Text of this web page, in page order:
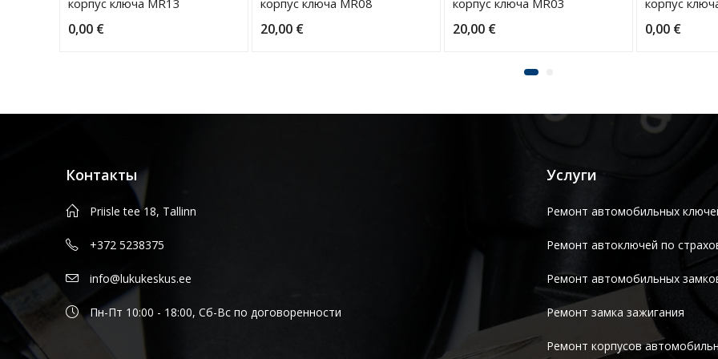
корпус ключа MR13
0,00 €
корпус ключа MR08
20,00 €
корпус ключа MR03
20,00 €
корпус
0,00 €
Контакты
Priisle tee 18, Tallinn
+372 5238375
info@lukukeskus.ee
Пн-Пт 10:00 - 18:00, Сб-Вс по договоренности
Услуги
Ремонт автомобильных
Ремонт автоключей по
Ремонт автомобильных
Ремонт замка зажигания
Ремонт корпусов